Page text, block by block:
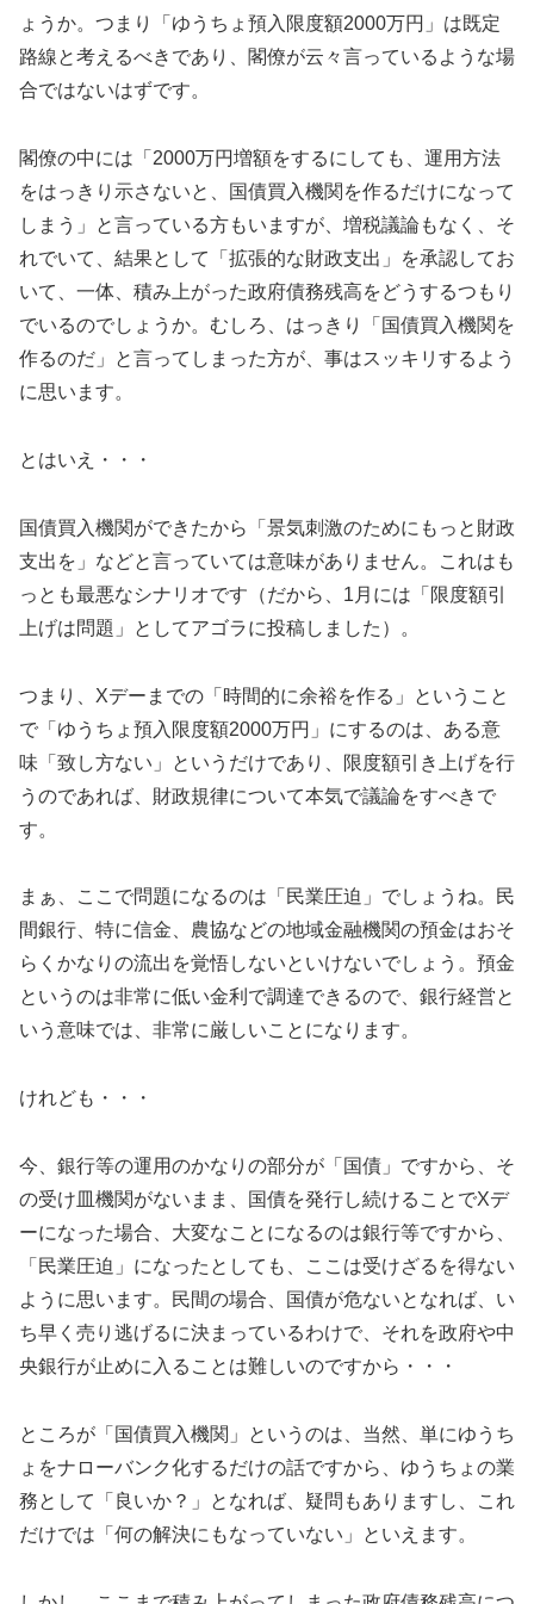
ょうか。つまり「ゆうちょ預入限度額2000万円」は既定
路線と考えるべきであり、閣僚が云々言っているような場
合ではないはずです。
閣僚の中には「2000万円増額をするにしても、運用方法
をはっきり示さないと、国債買入機関を作るだけになって
しまう」と言っている方もいますが、増税議論もなく、そ
れでいて、結果として「拡張的な財政支出」を承認してお
いて、一体、積み上がった政府債務残高をどうするつもり
でいるのでしょうか。むしろ、はっきり「国債買入機関を
作るのだ」と言ってしまった方が、事はスッキリするよう
に思います。
とはいえ・・・
国債買入機関ができたから「景気刺激のためにもっと財政
支出を」などと言っていては意味がありません。これはも
っとも最悪なシナリオです（だから、1月には「限度額引
上げは問題」としてアゴラに投稿しました）。
つまり、Xデーまでの「時間的に余裕を作る」ということ
で「ゆうちょ預入限度額2000万円」にするのは、ある意
味「致し方ない」というだけであり、限度額引き上げを行
うのであれば、財政規律について本気で議論をすべきで
す。
まぁ、ここで問題になるのは「民業圧迫」でしょうね。民
間銀行、特に信金、農協などの地域金融機関の預金はおそ
らくかなりの流出を覚悟しないといけないでしょう。預金
というのは非常に低い金利で調達できるので、銀行経営と
いう意味では、非常に厳しいことになります。
けれども・・・
今、銀行等の運用のかなりの部分が「国債」ですから、そ
の受け皿機関がないまま、国債を発行し続けることでXデ
ーになった場合、大変なことになるのは銀行等ですから、
「民業圧迫」になったとしても、ここは受けざるを得ない
ように思います。民間の場合、国債が危ないとなれば、い
ち早く売り逃げるに決まっているわけで、それを政府や中
央銀行が止めに入ることは難しいのですから・・・
ところが「国債買入機関」というのは、当然、単にゆうち
ょをナローバンク化するだけの話ですから、ゆうちょの業
務として「良いか？」となれば、疑問もありますし、これ
だけでは「何の解決にもなっていない」といえます。